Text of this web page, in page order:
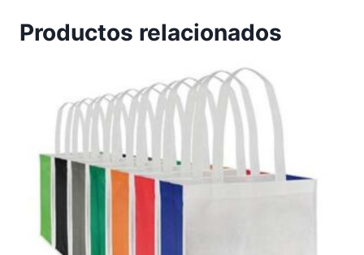
Productos relacionados